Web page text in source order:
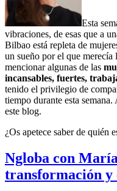
Esta
vibraciones, de esas que a
Bilbao está repleta de
un sueño por el que
mencionar algunas de las
incansables, fuertes,
tenido el privilegio de
tiempo durante esta
este blog.
¿Os apetece saber de quién
Ngloba con
transformación y